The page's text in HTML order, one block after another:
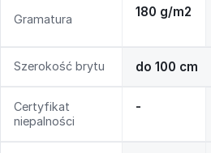
Gramatura 180 g/m2
Szerokość brytu do 100 cm
Certyfikat
niepalności
-